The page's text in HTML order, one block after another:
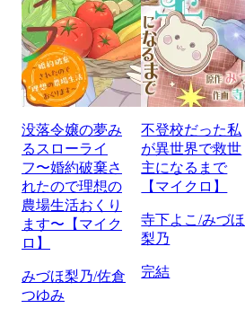
没落令嬢の夢み
るスローライ
フ〜婚約破棄さ
れたので理想の
農場生活おくり
ます〜【マイク
ロ】
みづほ梨乃/佐倉
つゆみ
不登校だった私
が異世界で救世
主になるまで
【マイクロ】
寺下よこ/みづほ
梨乃
完結